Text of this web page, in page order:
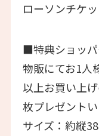
ローソンチケ
■特典ショッ
物販にてお1人
以上お買い上
枚プレゼントい
サイズ：約縦